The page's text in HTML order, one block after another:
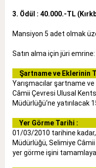
3. Ödül : 40.000.-TL
Mansiyon 5 adet olmak
Satın alma için jüri
Şartname ve Eklerinin
Yarışmacılar şartname
Câmii Çevresi Ulusal
Müdürlüğü‘ne yatırılacak
Yer Görme Tarihi :
01/03/2010 tarihine
Müdürlüğü, Selimiye
yer görme işini